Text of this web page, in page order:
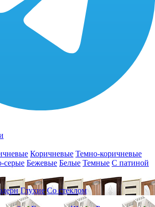
Коричневые Темно-коричневые
серые Бежевые Белые Темные С патиной
Глухие Со стеклом